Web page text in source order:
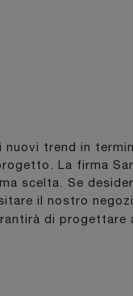
trend in
La firma
scelta. Se
il nostro
di progettare